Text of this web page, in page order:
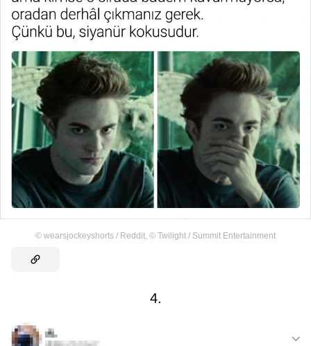
© wearsjockeyshorts / Reddit, © Twilight / Summit Entertainment
4.